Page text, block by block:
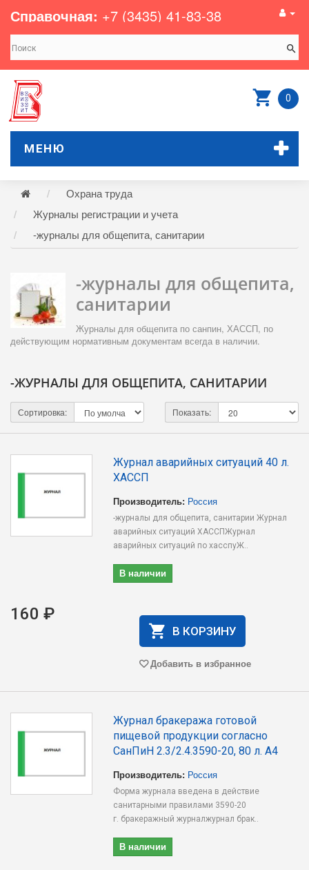
Справочная: +7 (3435) 41-83-38
0
МЕНЮ
Охрана труда
Журналы регистрации и учета
-журналы для общепита, санитарии
-журналы для общепита,
санитарии
Журналы для общепита по санпин, ХАССП, по
действующим нормативным документам всегда в наличии.
-ЖУРНАЛЫ ДЛЯ ОБЩЕПИТА, САНИТАРИИ
Сортировка: Показать:
Журнал аварийных ситуаций 40 л.
ХАССП
Производитель: Россия
-журналы для общепита, санитарии Журнал
аварийных ситуаций ХАССПЖурнал
аварийных ситуаций по хасспуЖ..
В наличии
160 ₽
В КОРЗИНУ
Добавить в избранное
Журнал бракеража готовой
пищевой продукции согласно
СанПиН 2.3/2.4.3590-20, 80 л. А4
Производитель: Россия
Форма журнала введена в действие
санитарными правилами 3590-20
г. бракеражный журналжурнал брак..
В наличии